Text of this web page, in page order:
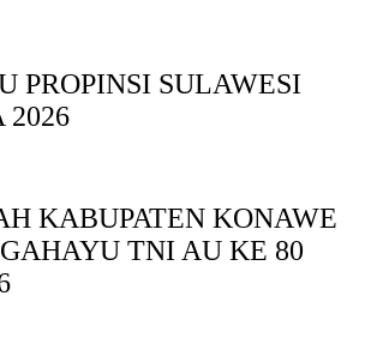
PROPINSI SULAWESI
2026
KABUPATEN KONAWE
TNI AU KE 80